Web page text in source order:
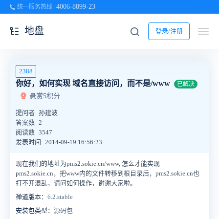
统一服务热线 4006-8899-23
登录/注册
地盘
2388
你好，如何实现 域名直接访问，而不是/www 已解决
悬赏5积分
提问者 孙建波
答案数 2
阅读数 3547
发表时间
2014-09-19 16:56:23
现在我们的地址为pms2.sokie.cn/www, 怎么才能实现
pms2.sokie.cn，把www内的文件转移到根目录后， pms2.sokie.cn也
打不开混乱，请问如何操作，谢谢大家啦。
禅道版本： 6.2.stable
安装包类型： 源码包